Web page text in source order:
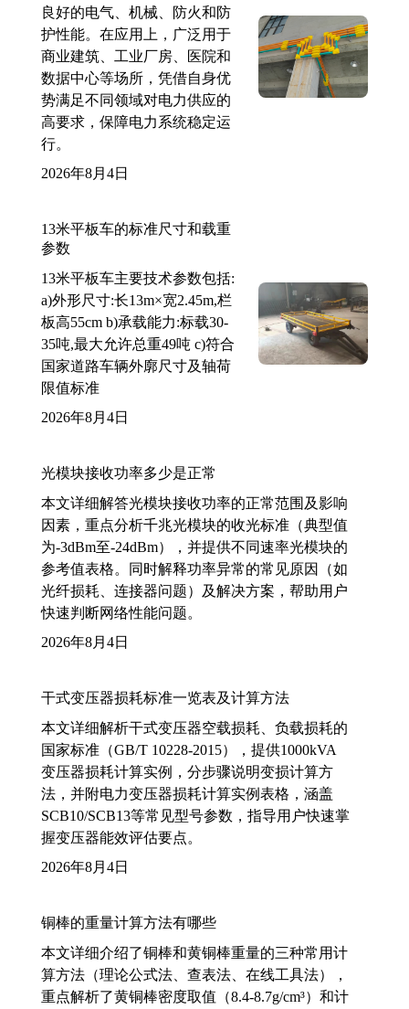
良好的电气、机械、防火和防
护性能。在应用上，广泛用于
商业建筑、工业厂房、医院和
数据中心等场所，凭借自身优
势满足不同领域对电力供应的
高要求，保障电力系统稳定运
行。
2026年8月4日
13米平板车的标准尺寸和载重
参数
13米平板车主要技术参数包括:
a)外形尺寸:长13m×宽2.45m,栏
板高55cm b)承载能力:标载30-
35吨,最大允许总重49吨 c)符合
国家道路车辆外廓尺寸及轴荷
限值标准
2026年8月4日
光模块接收功率多少是正常
本文详细解答光模块接收功率的正常范围及影响
因素，重点分析千兆光模块的收光标准（典型值
为-3dBm至-24dBm），并提供不同速率光模块的
参考值表格。同时解释功率异常的常见原因（如
光纤损耗、连接器问题）及解决方案，帮助用户
快速判断网络性能问题。
2026年8月4日
干式变压器损耗标准一览表及计算方法
本文详细解析干式变压器空载损耗、负载损耗的
国家标准（GB/T 10228-2015），提供1000kVA
变压器损耗计算实例，分步骤说明变损计算方
法，并附电力变压器损耗计算实例表格，涵盖
SCB10/SCB13等常见型号参数，指导用户快速掌
握变压器能效评估要点。
2026年8月4日
铜棒的重量计算方法有哪些
本文详细介绍了铜棒和黄铜棒重量的三种常用计
算方法（理论公式法、查表法、在线工具法），
重点解析了黄铜棒密度取值（8.4-8.7g/cm³）和计